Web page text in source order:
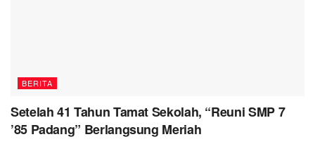
BERITA
Setelah 41 Tahun Tamat Sekolah, “Reuni SMP 7
’85 Padang” Berlangsung Meriah